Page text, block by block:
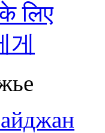
लिए
게